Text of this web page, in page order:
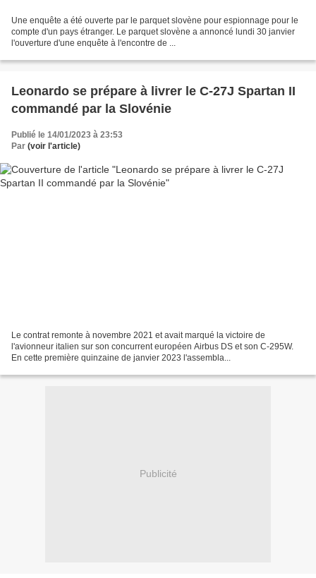
Une enquête a été ouverte par le parquet slovène pour espionnage pour le
compte d'un pays étranger. Le parquet slovène a annoncé lundi 30 janvier
l'ouverture d'une enquête à l'encontre de ...
Leonardo se prépare à livrer le C-27J Spartan II
commandé par la Slovénie
Publié le 14/01/2023 à 23:53
Par (voir l'article)
Le contrat remonte à novembre 2021 et avait marqué la victoire de
l'avionneur italien sur son concurrent européen Airbus DS et son C-295W.
En cette première quinzaine de janvier 2023 l'assembla...
Publicité